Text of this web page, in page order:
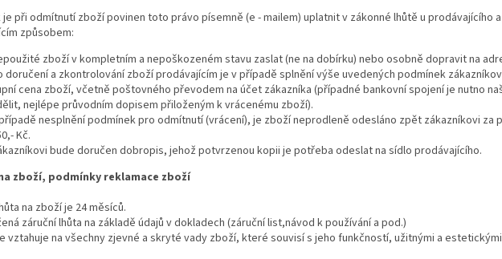
je při odmítnutí zboží povinen toto právo písemně (e - mailem) uplatnit v zákonné lhůtě u prodávajícího
způsobem:
zboží v kompletním a nepoškozeném stavu zaslat (ne na dobírku) nebo osobně dopravit na
doručení a zkontrolování zboží prodávajícím je v případě splnění výše uvedených podmínek
cena zboží, včetně poštovného převodem na účet zákazníka (případné bankovní spojení je nutno
nejlépe průvodním dopisem přiloženým k vrácenému zboží).
nesplnění podmínek pro odmítnutí (vrácení), je zboží neprodleně odesláno zpět zákazníkovi za
Kč.
bude doručen dobropis, jehož potvrzenou kopii je potřeba odeslat na sídlo prodávajícího.
zboží, podmínky reklamace zboží
na zboží je 24 měsíců.
záruční lhůta na základě údajů v dokladech (záruční list,návod k používání a pod.)
vztahuje na všechny zjevné a skryté vady zboží, které souvisí s jeho funkčností, užitnými a